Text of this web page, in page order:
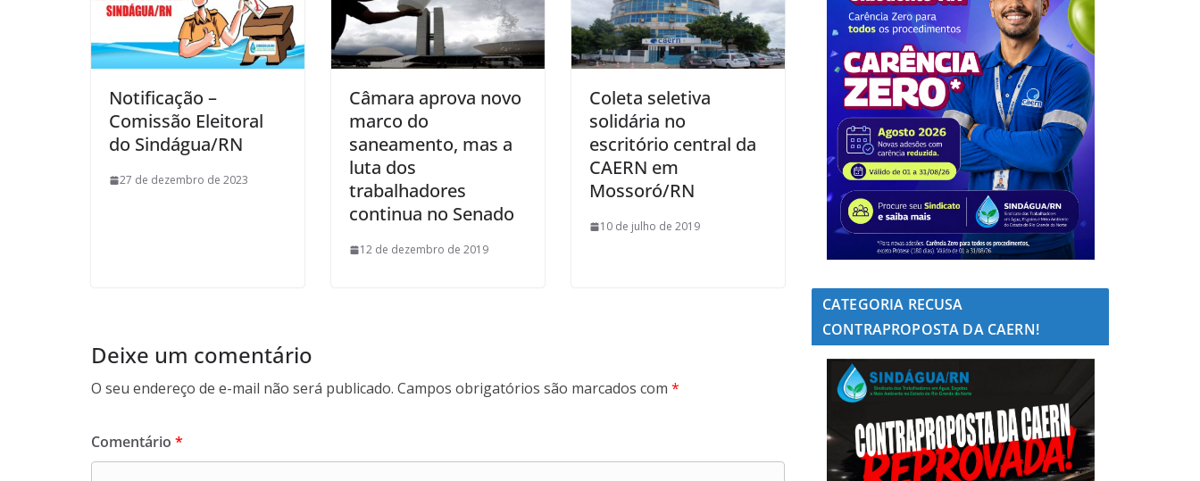
Notificação –
Comissão Eleitoral
do Sindágua/RN
27 de dezembro de 2023
Câmara aprova novo
marco do
saneamento, mas a
luta dos
trabalhadores
continua no Senado
12 de dezembro de 2019
Coleta seletiva
solidária no
escritório central da
CAERN em
Mossoró/RN
10 de julho de 2019
Deixe um comentário
O seu endereço de e-mail não será publicado. Campos obrigatórios são marcados com *
Comentário *
CATEGORIA RECUSA
CONTRAPROPOSTA DA CAERN!